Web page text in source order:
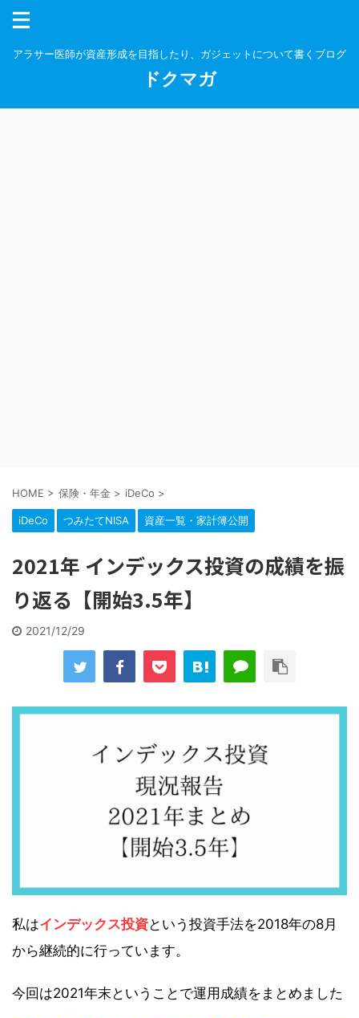
アラサー医師が資産形成を目指したり、ガジェットについて書くブログ
ドクマガ
HOME > 保険・年金 > iDeCo >
iDeCo つみたてNISA 資産一覧・家計簿公開
2021年 インデックス投資の成績を振
り返る【開始3.5年】
2021/12/29
私はインデックス投資という投資手法を2018年の8月
から継続的に行っています。
今回は2021年末ということで運用成績をまとめました